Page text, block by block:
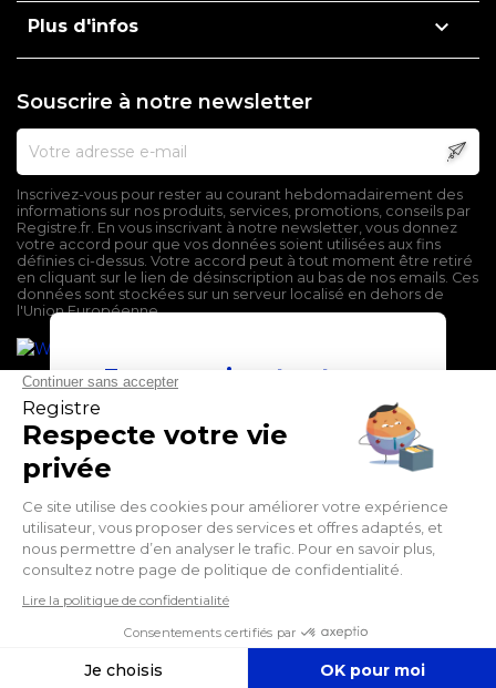
Plus d'infos 
Souscrire à notre newsletter
Inscrivez-vous pour rester au courant hebdomadairement des
informations sur nos produits, services, promotions, conseils par
Registre.fr. En vous inscrivant à notre newsletter, vous donnez
votre accord pour que vos données soient utilisées aux fins
définies ci-dessus. Votre accord peut à tout moment être retiré
en cliquant sur le lien de désinscription au bas de nos emails. Ces
données sont stockées sur un serveur localisé en dehors de
l'Union Européenne.
En poursuivant votre
navigation sur ce site,
vous devez accepter
l’utilisation et l'écriture
de Cookies.
J'accepte
En savoir plus
Conditions générales de vente
Politique de confidentialité
FacebookTwitter